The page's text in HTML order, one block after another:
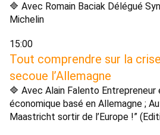
🔷 Avec Romain Baciak Délégué
Michelin
15:00
Tout comprendre sur la
secoue l’Allemagne
🔷 Avec Alain Falento
économique basé en Allemagne ;
Maastricht sortir de l’Europe !”